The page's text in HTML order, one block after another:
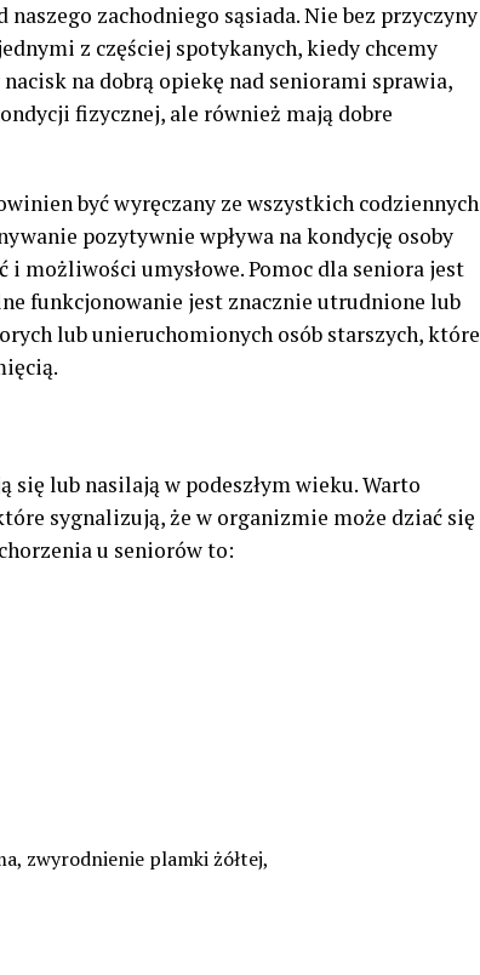
zachodniego sąsiada. Nie bez przyczyny
z częściej spotykanych, kiedy chcemy
na dobrą opiekę nad seniorami sprawia,
fizycznej, ale również mają dobre
być wyręczany ze wszystkich codziennych
pozytywnie wpływa na kondycję osoby
i możliwości umysłowe. Pomoc dla seniora jest
funkcjonowanie jest znacznie utrudnione lub
lub unieruchomionych osób starszych, które
lub nasilają w podeszłym wieku. Warto
sygnalizują, że w organizmie może dziać się
u seniorów to:
zwyrodnienie plamki żółtej,